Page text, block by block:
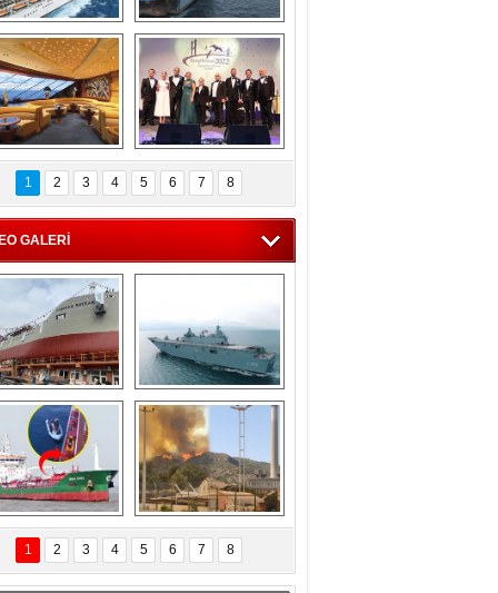
içinde gemi”
ile MSC
Splendida
Dünyada tek!
Denizaltı yüzer
havuzu intikal
seyrine başladı
55 milyon
turizm geliri
müjdesi
5. Bosphorus Ship
Brokers Dinner,
İstanbul’da yapıldı
1 2 3 4 5 6 7 8
GALERİ
Tersanesi,
Başaran Bayrak
tankerini suya
indirdi
TCG Anadolu,
tersane teknik
seyrini tamamladı
Göçmenlerin
imdadına Türk
MINA DENIZ
yetişti
Milas’taki yangın
yeniden termik
santrallere doğru
ilerliyor
1 2 3 4 5 6 7 8